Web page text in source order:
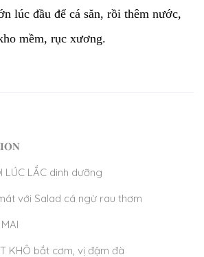
lúc đầu để cá săn, rồi thêm nước,
mềm, rục xương.
LÚC LẮC dinh dưỡng
với Salad cá ngừ rau thơm
KHÔ bắt cơm, vị đậm đà